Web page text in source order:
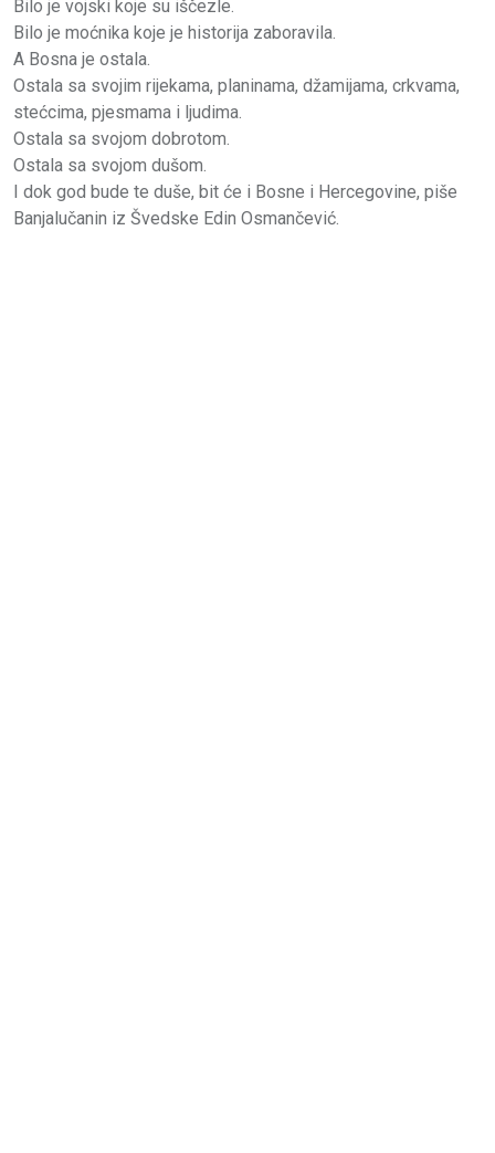
Bilo je vojski koje su iščezle.
Bilo je moćnika koje je historija zaboravila.
A Bosna je ostala.
Ostala sa svojim rijekama, planinama, džamijama, crkvama,
stećcima, pjesmama i ljudima.
Ostala sa svojom dobrotom.
Ostala sa svojom dušom.
I dok god bude te duše, bit će i Bosne i Hercegovine, piše
Banjalučanin iz Švedske Edin Osmančević.